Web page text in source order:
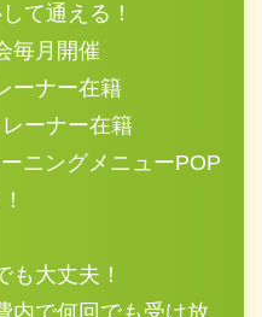
て通える！
毎月開催
ーナー在籍
ーナー在籍
ニングメニューPOP
も大丈夫！
内で何回でも受け放